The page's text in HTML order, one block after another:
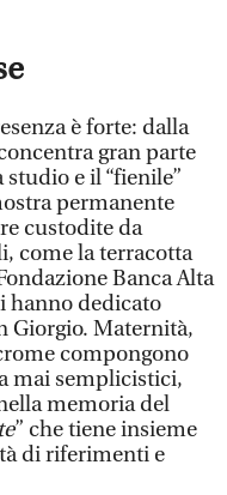
è forte: dalla
gran parte
studio e il “fienile”
permanente
custodite da
come la terracotta
Banca Alta
hanno dedicato
Giorgio. Maternità,
compongono
mai semplicistici,
memoria del
” che tiene insieme
di riferimenti e